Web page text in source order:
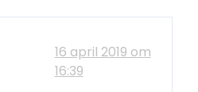
16 april 2019 om
16:39